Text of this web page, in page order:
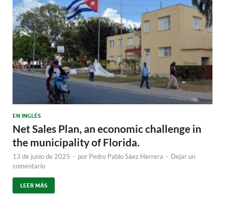
EN INGLÉS
Net Sales Plan, an economic challenge in
the municipality of Florida.
13 de junio de 2025 - por Pedro Pablo Sáez Herrera - Dejar un
comentario
LEER MÁS